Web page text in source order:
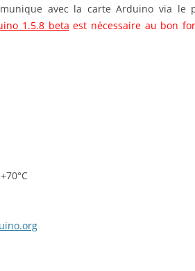
avec la carte Arduino via le
1.5.8 beta est nécessaire au bon